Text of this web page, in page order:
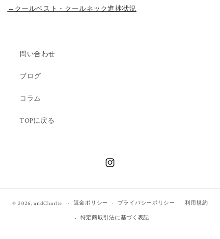
→クールベスト・クールネック進捗状況
問い合わせ
ブログ
コラム
TOPに戻る
Instagram
© 2026,andCharlie 返金ポリシー プライバシーポリシー
利用規約
特定商取引法に基づく表記